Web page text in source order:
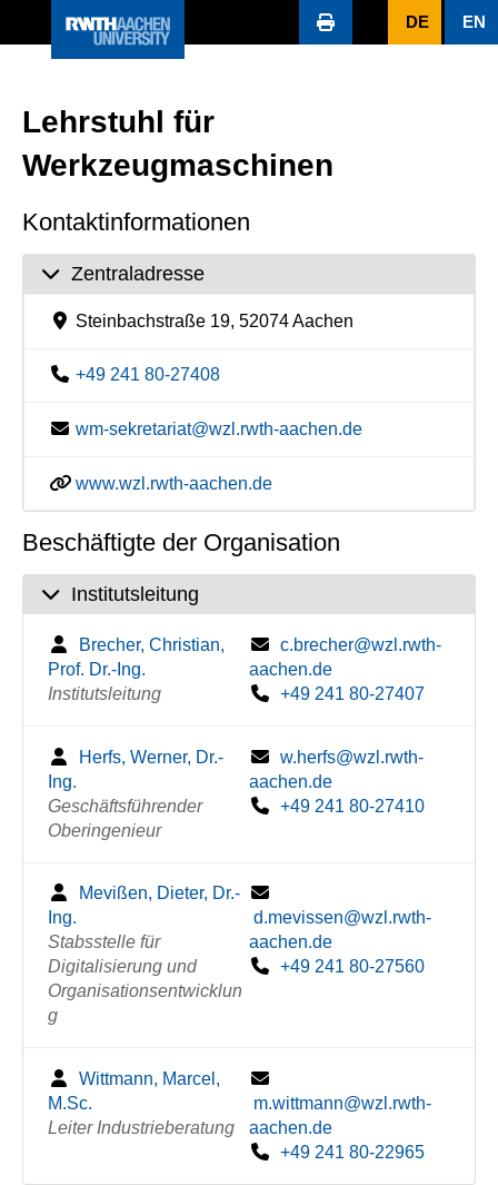
DE EN
Lehrstuhl für
Werkzeugmaschinen
Kontaktinformationen
Zentraladresse
Steinbachstraße 19, 52074 Aachen
+49 241 80-27408
wm-sekretariat@wzl.rwth-aachen.de
www.wzl.rwth-aachen.de
Beschäftigte der Organisation
Institutsleitung
Brecher, Christian,
Prof. Dr.-Ing.
Institutsleitung
c.brecher@wzl.rwth-
aachen.de
+49 241 80-27407
Herfs, Werner, Dr.-
Ing.
Geschäftsführender
Oberingenieur
w.herfs@wzl.rwth-
aachen.de
+49 241 80-27410
Mevißen, Dieter, Dr.-
Ing.
Stabsstelle für
Digitalisierung und
Organisationsentwicklun
g
d.mevissen@wzl.rwth-
aachen.de
+49 241 80-27560
Wittmann, Marcel,
M.Sc.
Leiter Industrieberatung
m.wittmann@wzl.rwth-
aachen.de
+49 241 80-22965